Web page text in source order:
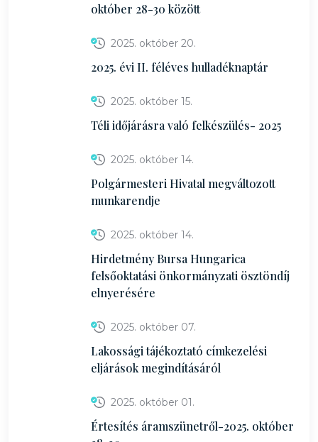
október 28-30 között
2025. október 20.
2025. évi II. féléves hulladéknaptár
2025. október 15.
Téli időjárásra való felkészülés- 2025
2025. október 14.
Polgármesteri Hivatal megváltozott
munkarendje
2025. október 14.
Hirdetmény Bursa Hungarica
felsőoktatási önkormányzati ösztöndíj
elnyerésére
2025. október 07.
Lakossági tájékoztató címkezelési
eljárások megindításáról
2025. október 01.
Értesítés áramszünetről-2025. október